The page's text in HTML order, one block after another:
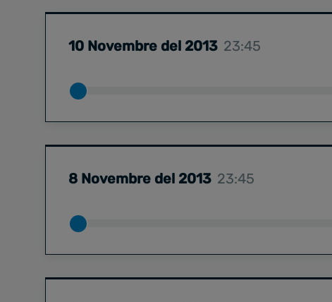
10 Novembre del 2013 23:45
8 Novembre del 2013 23:45